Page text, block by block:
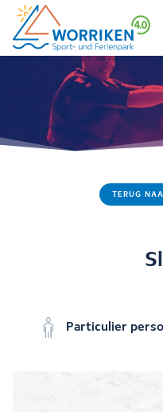
TERUG
Particulier